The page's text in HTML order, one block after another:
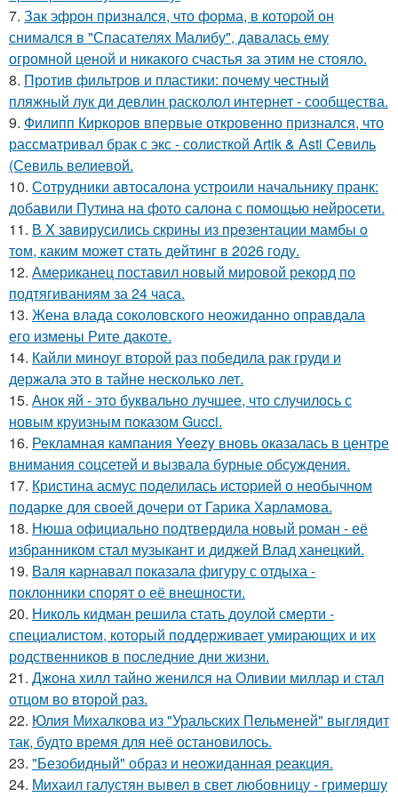
7. Зак эфрон признался, что форма, в которой он
снимался в "Спасателях Малибу", давалась ему
огромной ценой и никакого счастья за этим не стояло.
8. Против фильтров и пластики: почему честный
пляжный лук ди девлин расколол интернет - сообщества.
9. Филипп Киркоров впервые откровенно признался, что
рассматривал брак с экс - солисткой Artik & Asti Севиль
(Севиль велиевой.
10. Сотрудники автосалона устроили начальнику пранк:
добавили Путина на фото салона с помощью нейросети.
11. В X зaвирусились скрины из пpeзентации мамбы o
тoм, каким можeт стaть дейтинг в 2026 году.
12. Американец поставил новый мировой рекорд по
подтягиваниям за 24 часа.
13. Жена влада соколовского неожиданно оправдала
его измены Рите дакоте.
14. Кайли миноуг второй раз победила рак груди и
держала это в тайне несколько лет.
15. Анок яй - это буквально лучшее, что случилось с
новым круизным показом Gucci.
16. Рекламная кампания Yeezy вновь оказалась в центре
внимания соцсетей и вызвала бурные обсуждения.
17. Кристина асмус поделилась историей о необычном
подарке для своей дочери от Гарика Харламова.
18. Нюша официально подтвердила новый роман - её
избранником стал музыкант и диджей Влад ханецкий.
19. Валя карнавал показала фигуру с отдыха -
поклонники спорят о её внешности.
20. Николь кидман решила стать доулой смерти -
специалистом, который поддерживает умирающих и их
родственников в последние дни жизни.
21. Джона хилл тайно женился на Оливии миллар и стал
отцом во второй раз.
22. Юлия Михалкова из "Уральских Пельменей" выглядит
так, будто время для неё остановилось.
23. "Безобидный" образ и неожиданная реакция.
24. Михаил галустян вывел в свет любовницу - гримершу